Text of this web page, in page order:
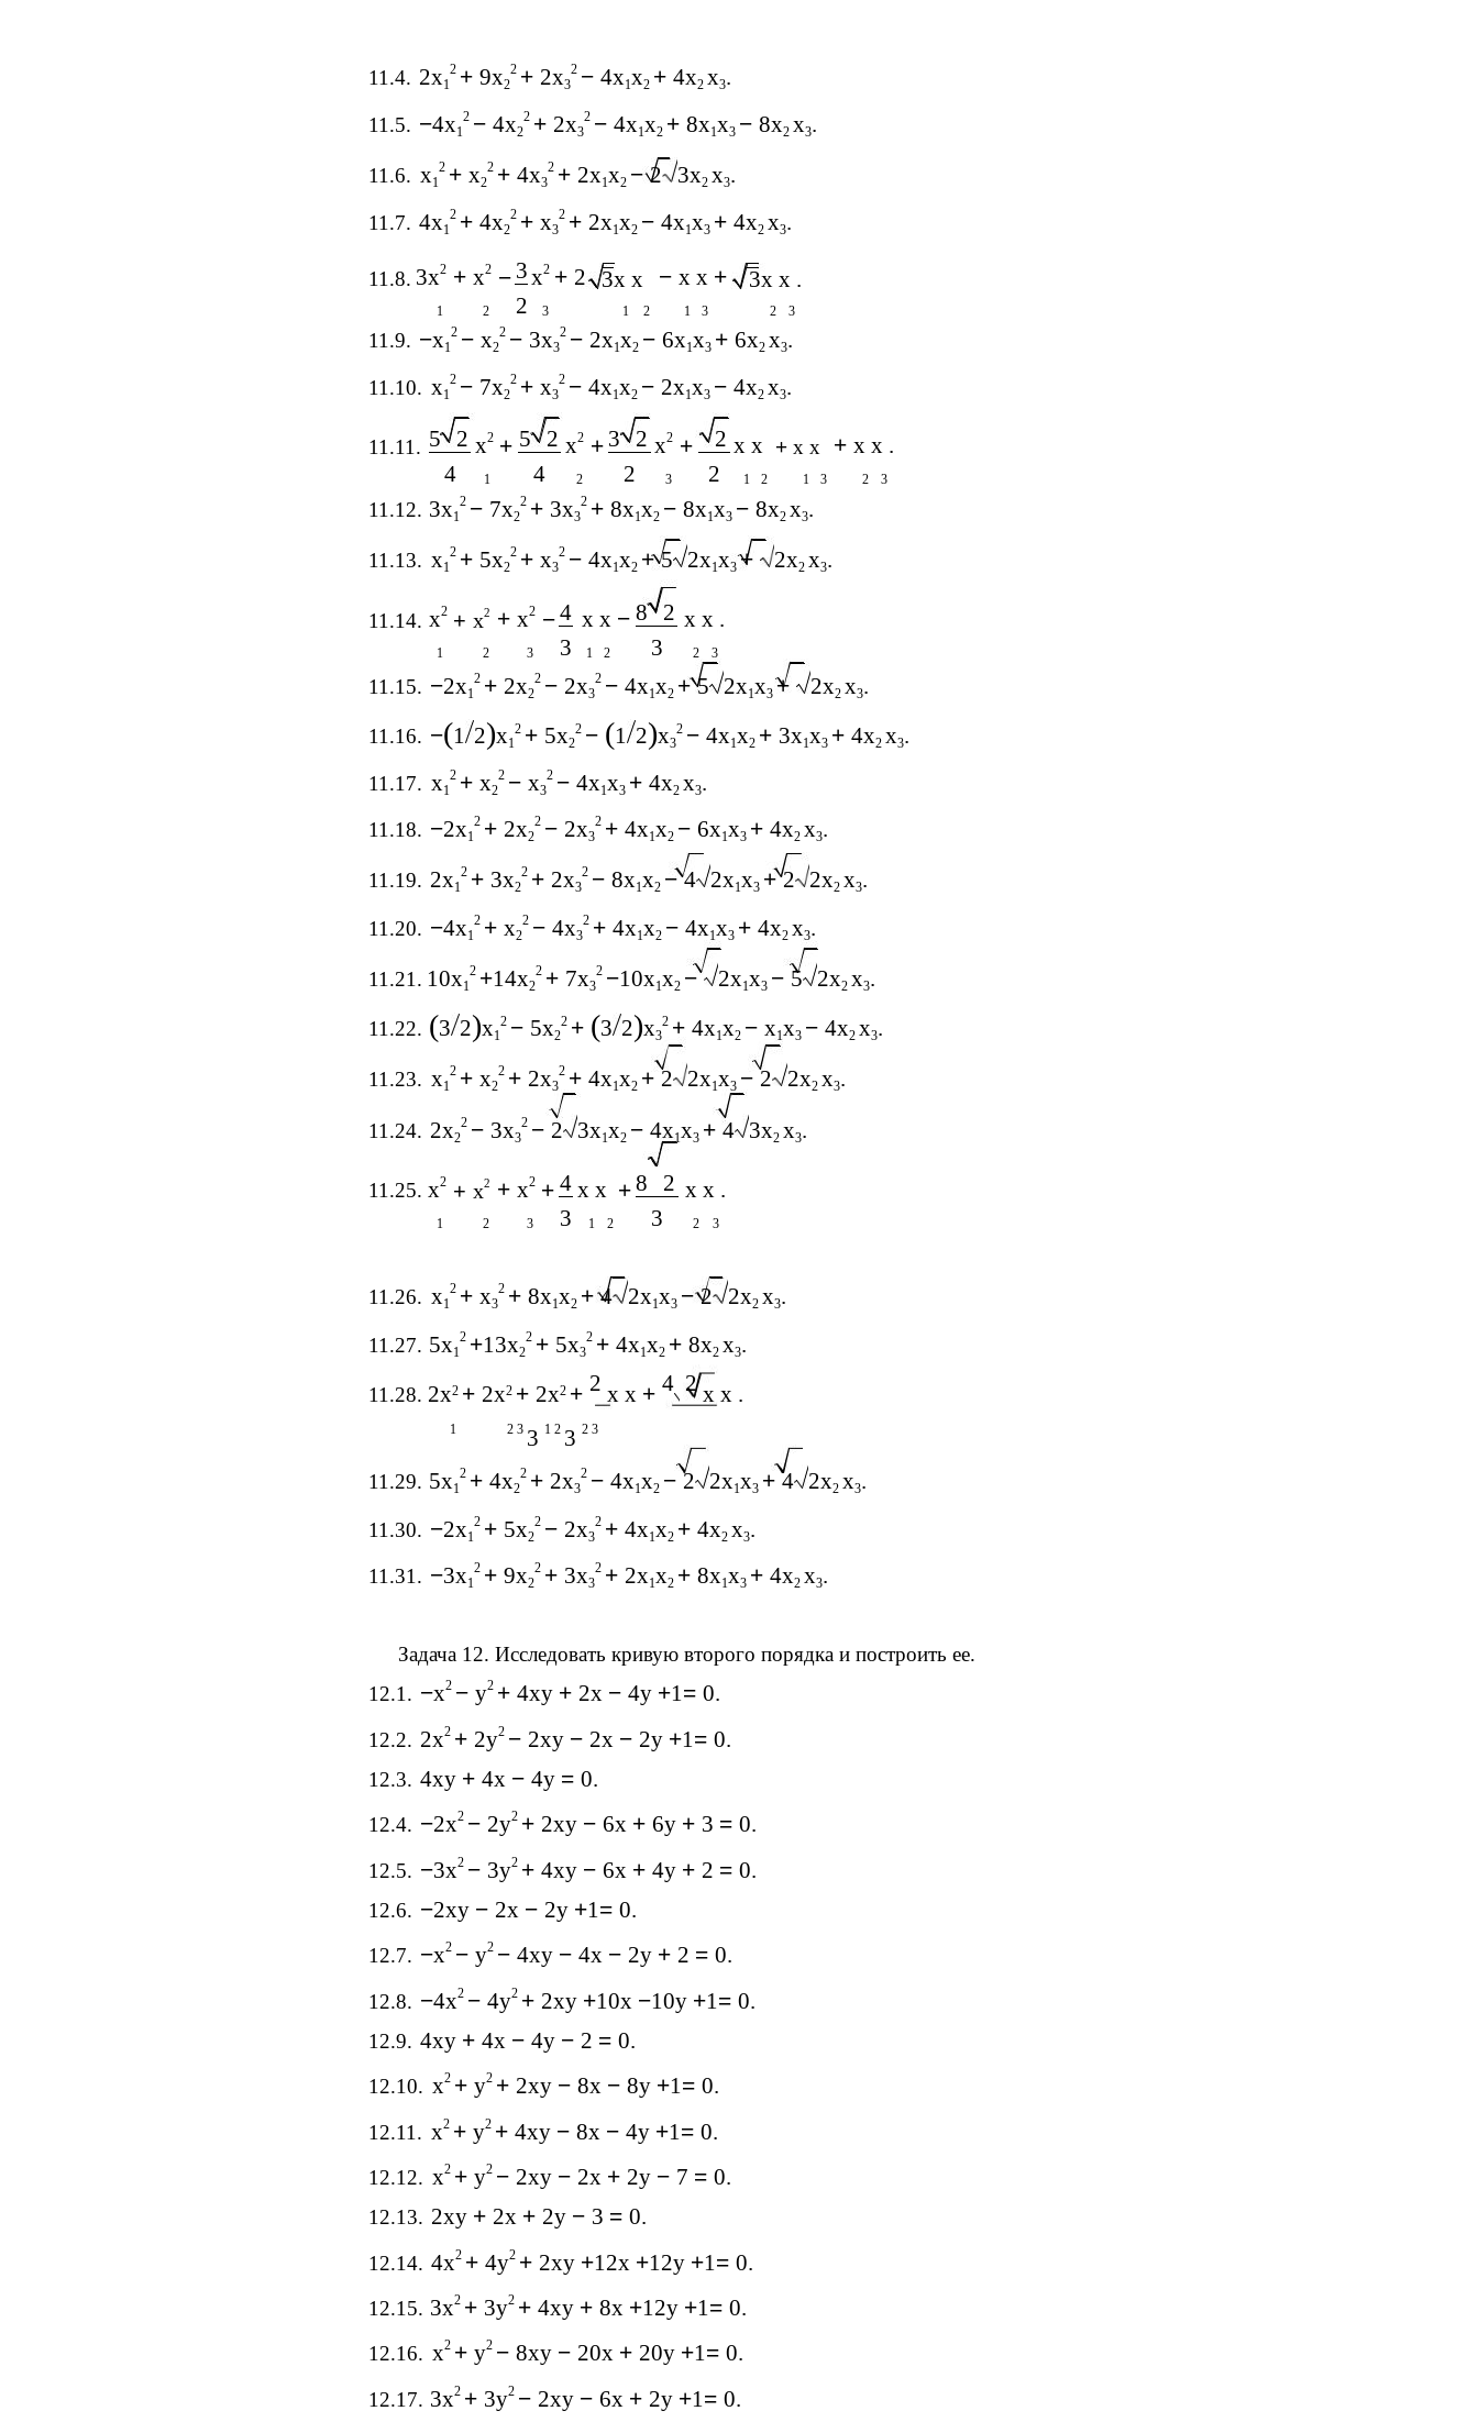
11.4. 2x1
2 + 9x2
2 + 2x3
2 − 4x1x2 + 4x2 x3.
11.5. −4x1
2 − 4x2
2 + 2x3
2 − 4x1x2 + 8x1x3 − 8x2 x3.
11.6. x1
2 + x2
2 + 4x3
2 + 2x1x2 −2 3x2 x3.
11.7. 4x1
2 + 4x2
2 + x3
2 + 2x1x2 − 4x1x3 + 4x2 x3.
3x2 + x2 − 3x2 + 2 − x x +
11.8. 3x x 3x x .
1 2 2 3 1 2 1 3 2 3
11.9. −x1
2 − x2
2 − 3x3
2 − 2x1x2 − 6x1x3 + 6x2 x3.
11.10. x1
2 − 7x2
2 + x3
2 − 4x1x2 − 2x1x3 − 4x2 x3.
11.11. 5 2 x2 + 5 2 x2 + 3 2 x2 + 2 x x + x x + x x .
4
1 4 2 2 3 2 1 2 1 3 2 3
11.12. 3x1
2 − 7x2
2 + 3x3
2 + 8x1x2 − 8x1x3 − 8x2 x3.
11.13. x1
2 + 5x2
2 + x3
2 − 4x1x2 +5 2x1x3+ 2x2 x3.
11.14. x2 + x2 + x2 −4 x x − 8 2 x x .
1 2 3 3 1 2 3 2 3
11.15. −2x1
2 + 2x2
2 − 2x3
2 − 4x1x2 +5 2x1x3+ 2x2 x3.
11.16. −(1 2)x1
2 + 5x2
2 − (1 2)x3
2 − 4x1x2 + 3x1x3 + 4x2 x3.
11.17. x1
2 + x2
2 − x3
2 − 4x1x3 + 4x2 x3.
11.18. −2x1
2 + 2x2
2 − 2x3
2 + 4x1x2 − 6x1x3 + 4x2 x3.
11.19. 2x1
2 + 3x2
2 + 2x3
2 − 8x1x2 −4 2x1x3 +2 2x2 x3.
11.20. −4x1
2 + x2
2 − 4x3
2 + 4x1x2 − 4x1x3 + 4x2 x3.
11.21. 10x1
2 +14x2
2 + 7x3
2 −10x1x2 − 2x1x3 − 5 2x2 x3.
11.22. (3 2)x1
2 − 5x2
2 + (3 2)x3
2 + 4x1x2 − x1x3 − 4x2 x3.
11.23. x1
2 + x2
2 + 2x3
2 + 4x1x2 + 2 2x1x3 −2 2x2 x3.
11.24. 2x2
2 − 3x3
2 − 2 3x1x2 − 4x1x3 + 4 3x2 x3.
11.25. x2 + x2 + x2 + 4 x x +8 2 x x .
1 2 3 3 1 2 3 2 3
11.26. x1
2 + x3
2 + 8x1x2 +4 2x1x3 −2 2x2 x3.
11.27. 5x1
2 +13x2
2 + 5x3
2 + 4x1x2 + 8x2 x3.
11.28. 2x2 + 2x2 + 2x2 + 2 x x + 4 2x x .
1 2 3 3 1 2 3 2 3
11.29. 5x1
2 + 4x2
2 + 2x3
2 − 4x1x2 − 2 2x1x3 +4 2x2 x3.
11.30. −2x1
2 + 5x2
2 − 2x3
2 + 4x1x2 + 4x2 x3.
11.31. −3x1
2 + 9x2
2 + 3x3
2 + 2x1x2 + 8x1x3 + 4x2 x3.
Задача 12. Исследовать кривую второго порядка и построить ее.
12.1. −x2 − y2 + 4xy + 2x − 4y +1= 0.
12.2. 2x2 + 2y2 − 2xy − 2x − 2y +1= 0.
12.3. 4xy + 4x − 4y = 0.
12.4. −2x2 − 2y2 + 2xy − 6x + 6y + 3 = 0.
12.5. −3x2 − 3y2 + 4xy − 6x + 4y + 2 = 0.
12.6. −2xy − 2x − 2y +1= 0.
12.7. −x2 − y2 − 4xy − 4x − 2y + 2 = 0.
12.8. −4x2 − 4y2 + 2xy +10x −10y +1= 0.
12.9. 4xy + 4x − 4y − 2 = 0.
12.10. x2 + y2 + 2xy − 8x − 8y +1= 0.
12.11. x2 + y2 + 4xy − 8x − 4y +1= 0.
12.12. x2 + y2 − 2xy − 2x + 2y − 7 = 0.
12.13. 2xy + 2x + 2y − 3 = 0.
12.14. 4x2 + 4y2 + 2xy +12x +12y +1= 0.
12.15. 3x2 + 3y2 + 4xy + 8x +12y +1= 0.
12.16. x2 + y2 − 8xy − 20x + 20y +1= 0.
12.17. 3x2 + 3y2 − 2xy − 6x + 2y +1= 0.